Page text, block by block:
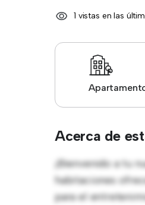
1 vistas en las
Acerca de
¡Bienvenido a tu
habitaciones
para el